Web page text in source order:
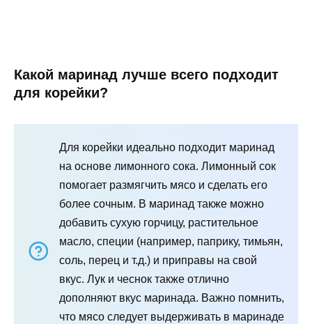
Какой маринад лучше всего подходит
для корейки?
Для корейки идеально подходит маринад
на основе лимонного сока. Лимонный сок
помогает размягчить мясо и сделать его
более сочным. В маринад также можно
добавить сухую горчицу, растительное
масло, специи (например, паприку, тимьян,
соль, перец и т.д.) и приправы на свой
вкус. Лук и чеснок также отлично
дополняют вкус маринада. Важно помнить,
что мясо следует выдерживать в маринаде